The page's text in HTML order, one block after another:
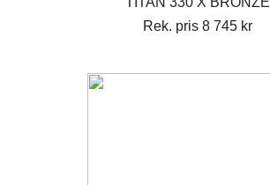
Rek. pris 8 745 kr